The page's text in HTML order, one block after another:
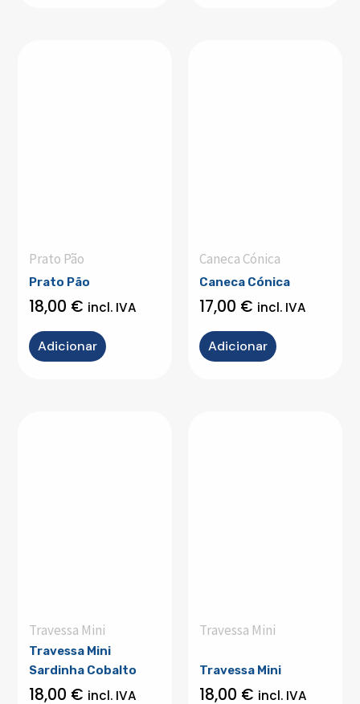
Prato Pão
Prato Pão
18,00 € incl. IVA
Adicionar
Caneca Cónica
Caneca Cónica
17,00 € incl. IVA
Adicionar
Travessa Mini
Travessa Mini
Sardinha Cobalto
18,00 € incl. IVA
Travessa Mini
Travessa Mini
18,00 € incl. IVA